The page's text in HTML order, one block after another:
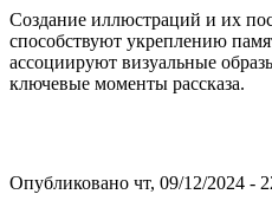
Создание иллюстраций и их
способствуют укреплению
ассоциируют визуальные
ключевые моменты рассказа.
Опубликовано чт, 09/12/2024 -